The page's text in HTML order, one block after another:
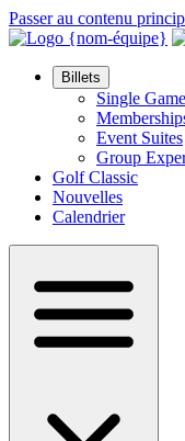
Passer au contenu
Billets
Single
Event Suites
Group
Golf Classic
Nouvelles
Calendrier